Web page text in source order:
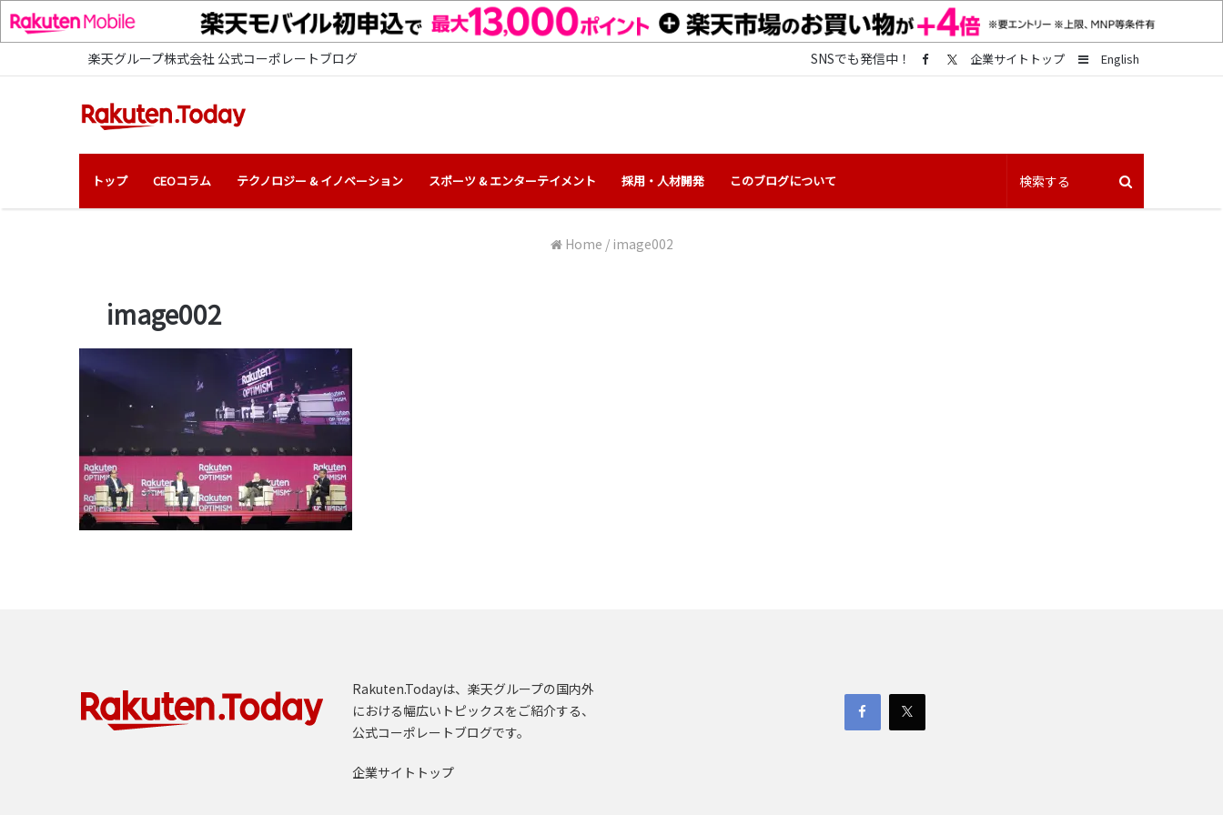
楽天グループ株式会社 公式コーポレートブログ English
Sidebar
企業サイトトップ
SNSでも発信中！
トップ CEOコラム テクノロジー & イノベーション スポーツ & エンターテイメント 採用・人材開発 このブログについて
Home / image002
image002
Rakuten.Todayは、楽天グループの国内外
における幅広いトピックスをご紹介する、
公式コーポレートブログです。
企業サイトトップ